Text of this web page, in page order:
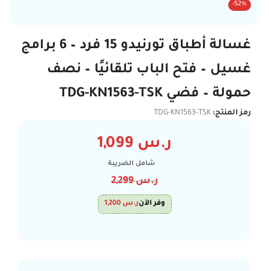
-52%
غسالة أطباق تورنيدو 15 فرد – 6 برامج
غسيل – فتح الباب تلقائيًا – نصف
حمولة – فضي TDG-KN1563-TSK
رمز المنتج: TDG-KN1563-TSK
ر.س
شامل الضريبة
ر.س2,299
وفر الآنر.س 1,200